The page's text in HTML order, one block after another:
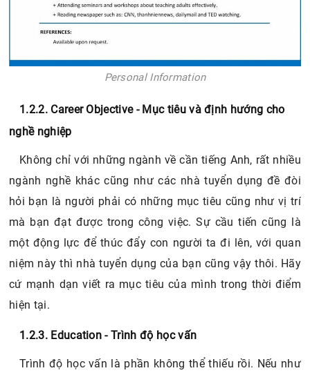
Personal Information
1.2.2. Career Objective - Mục tiêu và định hướng cho
nghề nghiệp
Không chỉ với những ngành về cần tiếng Anh, rất nhiều
ngành nghề khác cũng như các nhà tuyển dụng đề đòi
hỏi bạn là người phải có những mục tiêu cũng như vị trí
mà bạn đạt được trong công việc. Sự cầu tiến cũng là
một động lực để thúc đẩy con người ta đi lên, với quan
niệm này thì nhà tuyển dụng của bạn cũng vậy thôi. Hãy
cứ mạnh dạn viết ra mục tiêu của mình trong thời điểm
hiện tại.
1.2.3. Education - Trình độ học vấn
Trình độ học vấn là phần không thể thiếu rồi. Nếu như